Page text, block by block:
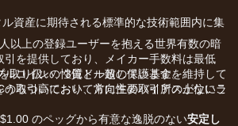
資産に期待される標準的な技術範囲内に集
コインの性質と一致しています。
ろついており、方向性のバイアスがないこ
のペッグから有意な逸脱のない安定し
以上の登録ユーザーを抱える世界有数の暗
を提供しており、メイカー手数料は最低
取り扱い、3億ドル超の保護基金を維持して
取引高において常に主要取引所の上位にラ